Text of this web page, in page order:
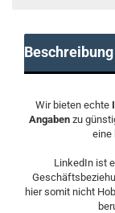
Beschreibung
Wir bieten echte
Angabenzu
eine
LinkedIn ist
hier somit nicht